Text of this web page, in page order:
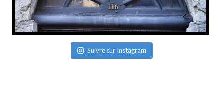
Suivre sur Instagram